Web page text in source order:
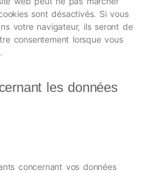
sont désactivés. Si vous
votre navigateur, ils seront de
consentement lorsque vous
les données
concernant vos données